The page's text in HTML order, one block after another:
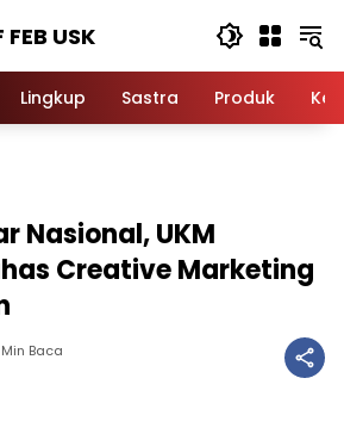
FEB USK
Lingkup Sastra Produk
Nasional, UKM
Creative Marketing
Baca